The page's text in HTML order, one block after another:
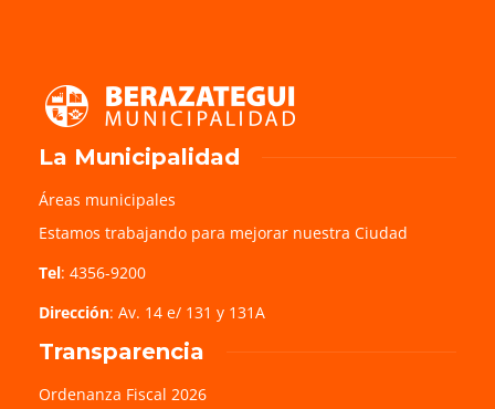
La Municipalidad
Áreas municipales
Estamos trabajando para mejorar nuestra Ciudad
Tel: 4356-9200
Dirección: Av. 14 e/ 131 y 131A
Transparencia
Ordenanza Fiscal 2026